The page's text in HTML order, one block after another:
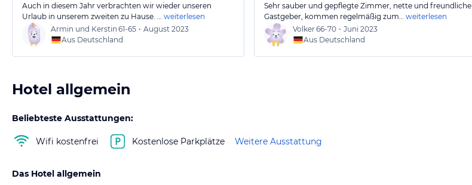
Auch in diesem Jahr verbrachten wir wieder unseren
Urlaub in unserem zweiten zu Hause. … weiterlesen
Armin und Kerstin 61-65 • August 2023
Aus Deutschland
Sehr sauber und gepflegte Zimmer, nette und freundliche
Gastgeber, kommen regelmäßig zum… weiterlesen
Volker66-70 • Juni 2023
Aus Deutschland
Hotel allgemein
Beliebteste Ausstattungen:
Wifi kostenfrei Kostenlose Parkplätze Weitere Ausstattung
Das Hotel allgemein